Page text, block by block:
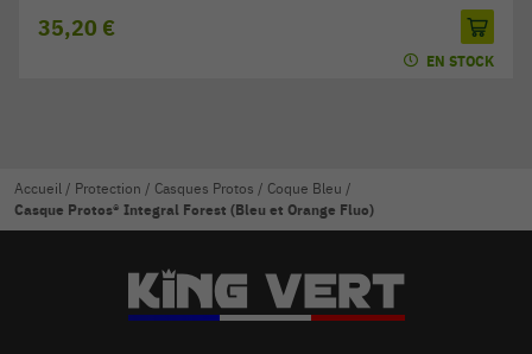
35,20 €
EN STOCK
Accueil / Protection / Casques Protos / Coque Bleu /
Casque Protos® Integral Forest (Bleu et Orange Fluo)